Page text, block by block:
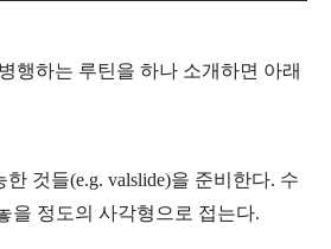
행하는 루틴을 하나 소개하면 아래
한 것들(e.g. valslide)을 준비한다. 수
을 정도의 사각형으로 접는다.